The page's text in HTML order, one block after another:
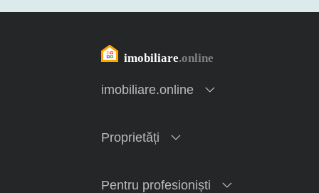
imobiliare.online
Proprietăți
Pentru profesioniști